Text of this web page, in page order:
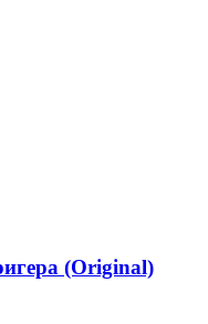
(Original)